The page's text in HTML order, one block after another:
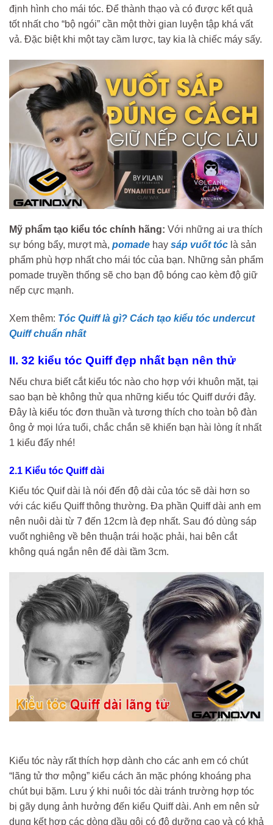
định hình cho mái tóc. Để thành thạo và có được kết quả
tốt nhất cho “bộ ngói” cần một thời gian luyện tập khá vất
vả. Đặc biệt khi một tay cầm lược, tay kia là chiếc máy sấy.
Mỹ phẩm tạo kiểu tóc chính hãng: Với những ai ưa thích
sự bóng bẩy, mượt mà, pomade hay sáp vuốt tóc là sản
phẩm phù hợp nhất cho mái tóc của bạn. Những sản phẩm
pomade truyền thống sẽ cho bạn độ bóng cao kèm độ giữ
nếp cực mạnh.
Xem thêm: Tóc Quiff là gì? Cách tạo kiểu tóc undercut
Quiff chuẩn nhất
II. 32 kiểu tóc Quiff đẹp nhất bạn nên thử
Nếu chưa biết cắt kiểu tóc nào cho hợp với khuôn mặt, tại
sao bạn bè không thử qua những kiểu tóc Quiff dưới đây.
Đây là kiểu tóc đơn thuần và tương thích cho toàn bộ đàn
ông ở mọi lứa tuổi, chắc chắn sẽ khiến bạn hài lòng ít nhất
1 kiểu đấy nhé!
2.1 Kiểu tóc Quiff dài
Kiểu tóc Quif dài là nói đến độ dài của tóc sẽ dài hơn so
với các kiểu Quiff thông thường. Đa phần Quiff dài anh em
nên nuôi dài từ 7 đến 12cm là đẹp nhất. Sau đó dùng sáp
vuốt nghiêng về bên thuận trái hoặc phải, hai bên cắt
không quá ngắn nên để dài tầm 3cm.
Kiểu tóc này rất thích hợp dành cho các anh em có chút
“lãng tử thơ mộng” kiểu cách ăn mặc phóng khoáng pha
chút bụi bặm. Lưu ý khi nuôi tóc dài tránh trường hợp tóc
bị gãy dụng ảnh hưởng đến kiểu Quiff dài. Anh em nên sử
dụng kết hợp các dòng dầu gội có độ dưỡng cao và có khả